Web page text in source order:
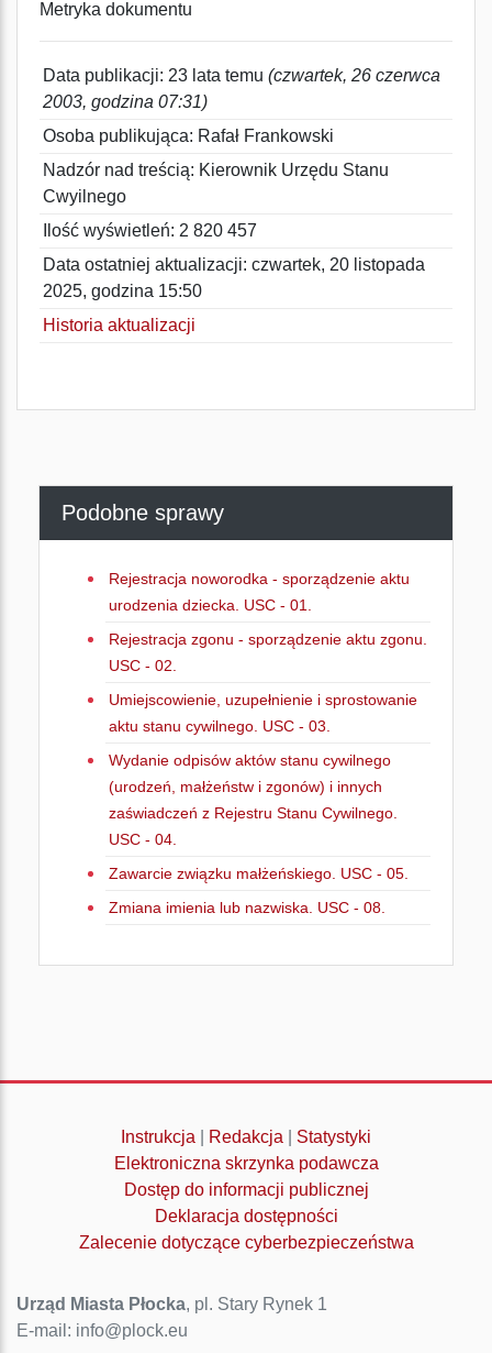
Metryka dokumentu
Data publikacji: 23 lata temu (czwartek, 26 czerwca
2003, godzina 07:31)
Osoba publikująca: Rafał Frankowski
Nadzór nad treścią: Kierownik Urzędu Stanu
Cwyilnego
Ilość wyświetleń: 2 820 457
Data ostatniej aktualizacji: czwartek, 20 listopada
2025, godzina 15:50
Historia aktualizacji
Podobne sprawy
Rejestracja noworodka - sporządzenie aktu
urodzenia dziecka. USC - 01.
Rejestracja zgonu - sporządzenie aktu zgonu.
USC - 02.
Umiejscowienie, uzupełnienie i sprostowanie
aktu stanu cywilnego. USC - 03.
Wydanie odpisów aktów stanu cywilnego
(urodzeń, małżeństw i zgonów) i innych
zaświadczeń z Rejestru Stanu Cywilnego.
USC - 04.
Zawarcie związku małżeńskiego. USC - 05.
Zmiana imienia lub nazwiska. USC - 08.
Instrukcja Redakcja
Statystyki
Elektroniczna skrzynka podawcza
Dostęp do informacji publicznej
Deklaracja dostępności
Zalecenie dotyczące cyberbezpieczeństwa
Urząd Miasta Płocka, pl. Stary Rynek 1
E-mail: info@plock.eu